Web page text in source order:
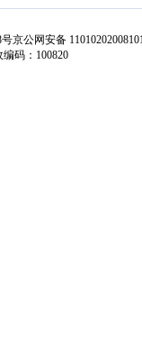
号京公网安备
编码：100820